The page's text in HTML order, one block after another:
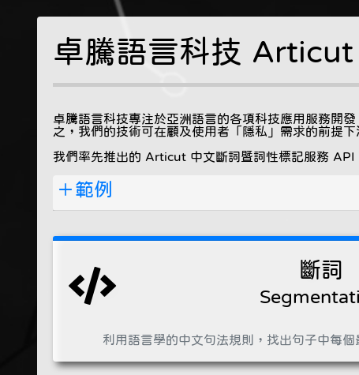
卓騰語言科技
卓騰語言科技專注於亞洲語言的各項科技應用服務開
之，我們的技術可在顧及使用者「隱私」需求的前提
我們率先推出的 Articut 中文斷詞暨詞性標記服務 API
範例
斷詞
利用語言學的中文句法規則，找出句子中每個